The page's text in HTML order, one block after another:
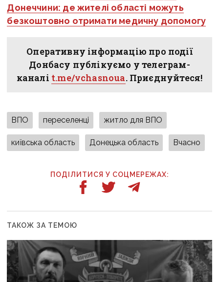
Донеччини: де жителі області можуть
безкоштовно отримати медичну допомогу
Оперативну інформацію про події
Донбасу публікуємо у телеграм-
каналі t.me/vchasnoua. Приєднуйтеся!
ВПО переселенці житло для ВПО
київська область Донецька область Вчасно
ПОДІЛИТИСЯ У СОЦМЕРЕЖАХ:
ТАКОЖ ЗА ТЕМОЮ